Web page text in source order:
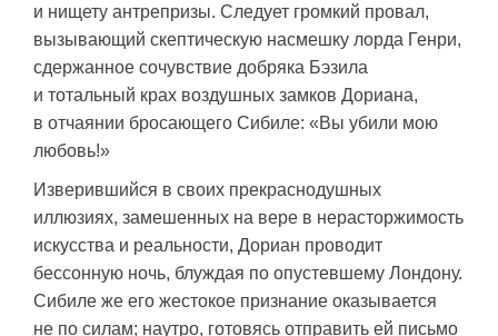
и нищету антрепризы. Следует громкий провал,
вызывающий скептическую насмешку лорда Генри,
сдержанное сочувствие добряка Бэзила
и тотальный крах воздушных замков Дориана,
в отчаянии бросающего Сибиле: «Вы убили мою
любовь!»
Изверившийся в своих прекраснодушных
иллюзиях, замешенных на вере в нерасторжимость
искусства и реальности, Дориан проводит
бессонную ночь, блуждая по опустевшему Лондону.
Сибиле же его жестокое признание оказывается
не по силам; наутро, готовясь отправить ей письмо